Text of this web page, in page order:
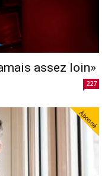
assez loin»
227
Abonné